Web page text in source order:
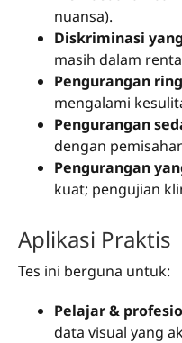
nuansa).
Diskriminasi
masih dalam
Pengurangan
mengalami
Pengurangan
dengan
Pengurangan
kuat; pengujian
Aplikasi Praktis
Tes ini berguna untuk:
Pelajar &
data visual yang